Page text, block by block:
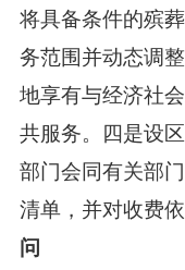
将具备条件的殡
务范围并动态调
地享有与经济社
共服务。四是设
部门会同有关部
清单，并对收费
问